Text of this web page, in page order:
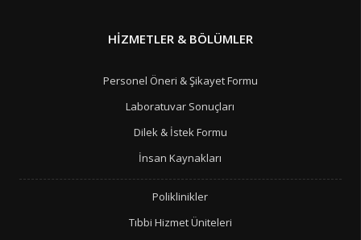
HIZMETLER & BÖLÜMLER
Personel Öneri & Şikayet Formu
Laboratuvar Sonuçları
Dilek & İstek Formu
İnsan Kaynakları
Poliklinikler
Tıbbi Hizmet Üniteleri